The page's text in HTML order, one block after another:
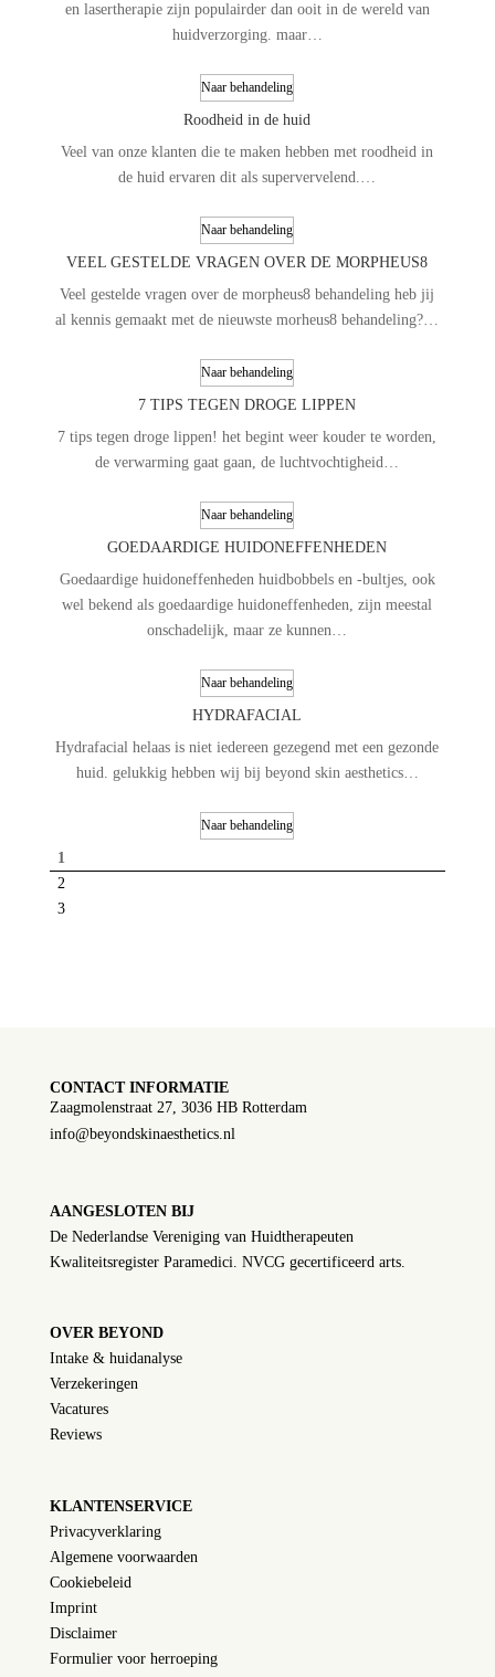
en lasertherapie zijn populairder dan ooit in de wereld van
huidverzorging. maar…
Naar behandeling
Roodheid in de huid
Veel van onze klanten die te maken hebben met roodheid in
de huid ervaren dit als supervervelend.…
Naar behandeling
VEEL GESTELDE VRAGEN OVER DE MORPHEUS8
Veel gestelde vragen over de morpheus8 behandeling heb jij
al kennis gemaakt met de nieuwste morheus8 behandeling?…
Naar behandeling
7 TIPS TEGEN DROGE LIPPEN
7 tips tegen droge lippen! het begint weer kouder te worden,
de verwarming gaat gaan, de luchtvochtigheid…
Naar behandeling
GOEDAARDIGE HUIDONEFFENHEDEN
Goedaardige huidoneffenheden huidbobbels en -bultjes, ook
wel bekend als goedaardige huidoneffenheden, zijn meestal
onschadelijk, maar ze kunnen…
Naar behandeling
HYDRAFACIAL
Hydrafacial helaas is niet iedereen gezegend met een gezonde
huid. gelukkig hebben wij bij beyond skin aesthetics…
Naar behandeling
1
2
3
CONTACT INFORMATIE
Zaagmolenstraat 27, 3036 HB Rotterdam
info@beyondskinaesthetics.nl
AANGESLOTEN BIJ
De Nederlandse Vereniging van Huidtherapeuten
Kwaliteitsregister Paramedici. NVCG gecertificeerd arts.
OVER BEYOND
Intake & huidanalyse
Verzekeringen
Vacatures
Reviews
KLANTENSERVICE
Privacyverklaring
Algemene voorwaarden
Cookiebeleid
Imprint
Disclaimer
Formulier voor herroeping